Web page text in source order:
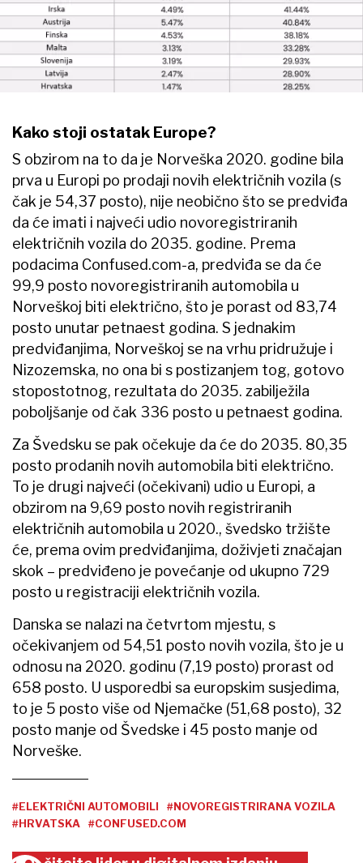
Kako stoji ostatak Europe?
S obzirom na to da je Norveška 2020. godine bila
prva u Europi po prodaji novih električnih vozila (s
čak je 54,37 posto), nije neobično što se predviđa
da će imati i najveći udio novoregistriranih
električnih vozila do 2035. godine. Prema
podacima Confused.com-a, predviđa se da će
99,9 posto novoregistriranih automobila u
Norveškoj biti električno, što je porast od 83,74
posto unutar petnaest godina. S jednakim
predviđanjima, Norveškoj se na vrhu pridružuje i
Nizozemska, no ona bi s postizanjem tog, gotovo
stopostotnog, rezultata do 2035. zabilježila
poboljšanje od čak 336 posto u petnaest godina.
Za Švedsku se pak očekuje da će do 2035. 80,35
posto prodanih novih automobila biti električno.
To je drugi najveći (očekivani) udio u Europi, a
obzirom na 9,69 posto novih registriranih
električnih automobila u 2020., švedsko tržište
će, prema ovim predviđanjima, doživjeti značajan
skok – predviđeno je povećanje od ukupno 729
posto u registraciji električnih vozila.
Danska se nalazi na četvrtom mjestu, s
očekivanjem od 54,51 posto novih vozila, što je u
odnosu na 2020. godinu (7,19 posto) prorast od
658 posto. U usporedbi sa europskim susjedima,
to je 5 posto više od Njemačke (51,68 posto), 32
posto manje od Švedske i 45 posto manje od
Norveške.
#ELEKTRIČNI AUTOMOBILI
#NOVOREGISTRIRANA VOZILA
#HRVATSKA
#CONFUSED.COM